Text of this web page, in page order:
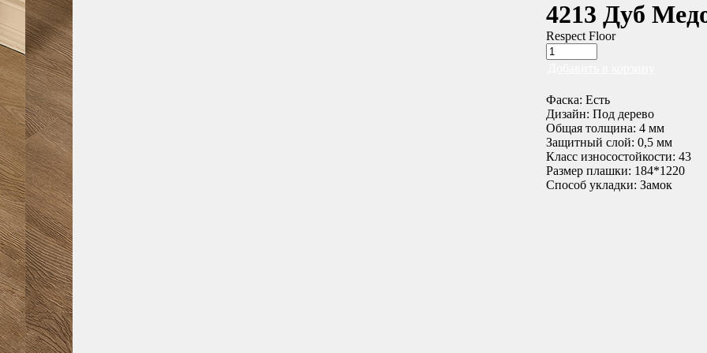
Все товары 4213 Дуб
Respect Floor
Фаска: Есть
Дизайн: Под дерево
Общая толщина: 4 мм
Защитный слой: 0,5 мм
Класс износостойкости: 43
Размер плашки: 184*1220
Способ укладки: Замок